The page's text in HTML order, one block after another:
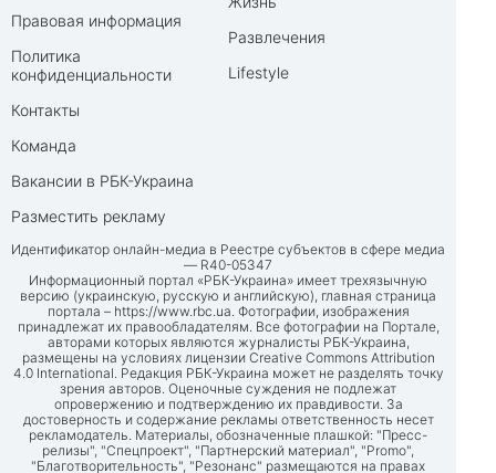
Правовая информация
Политика
конфиденциальности
Контакты
Команда
Вакансии в РБК-Украина
Разместить рекламу
Развлечения
Lifestyle
Идентификатор онлайн-медиа в Реестре субъектов в сфере медиа
— R40-05347
Информационный портал «РБК-Украина» имеет трехязычную
версию (украинскую, русскую и английскую), главная страница
портала – https://www.rbc.ua. Фотографии, изображения
принадлежат их правообладателям. Все фотографии на Портале,
авторами которых являются журналисты РБК-Украина,
размещены на условиях лицензии Creative Commons Attribution
4.0 International. Редакция РБК-Украина может не разделять точку
зрения авторов. Оценочные суждения не подлежат
опровержению и подтверждению их правдивости. За
достоверность и содержание рекламы ответственность несет
рекламодатель. Материалы, обозначенные плашкой: "Пресс-
релизы", "Спецпроект", "Партнерский материал", "Promo",
"Благотворительность", "Резонанс" размещаются на правах